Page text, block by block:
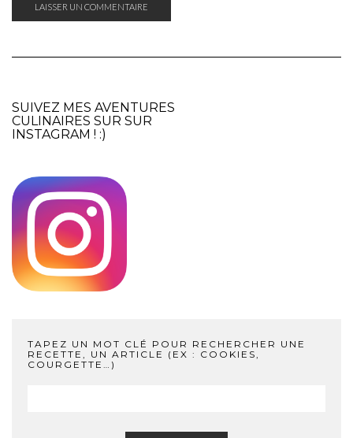
SUIVEZ MES AVENTURES
CULINAIRES SUR SUR
INSTAGRAM ! :)
TAPEZ UN MOT CLÉ POUR RECHERCHER UNE
RECETTE, UN ARTICLE (EX : COOKIES,
COURGETTE…)